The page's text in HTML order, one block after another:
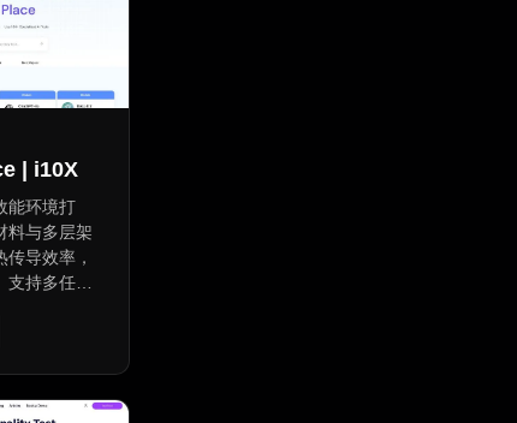
| i10X
能环境打
料与多层架
导效率，
支持多任务
计，操作便